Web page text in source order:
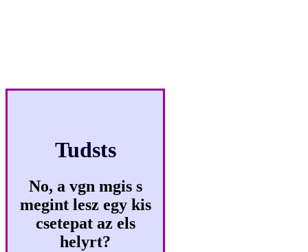
Tudsts
No, a vgn mgis s
megint lesz egy kis
csetepat az els
helyrt?